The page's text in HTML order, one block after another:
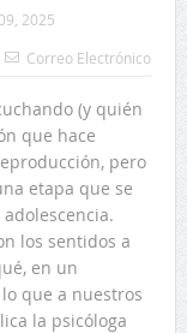
2025
Correo Electrónico
(y quién
que hace
pero
etapa que se
los sentidos a
en un
que a nuestros
la psicóloga